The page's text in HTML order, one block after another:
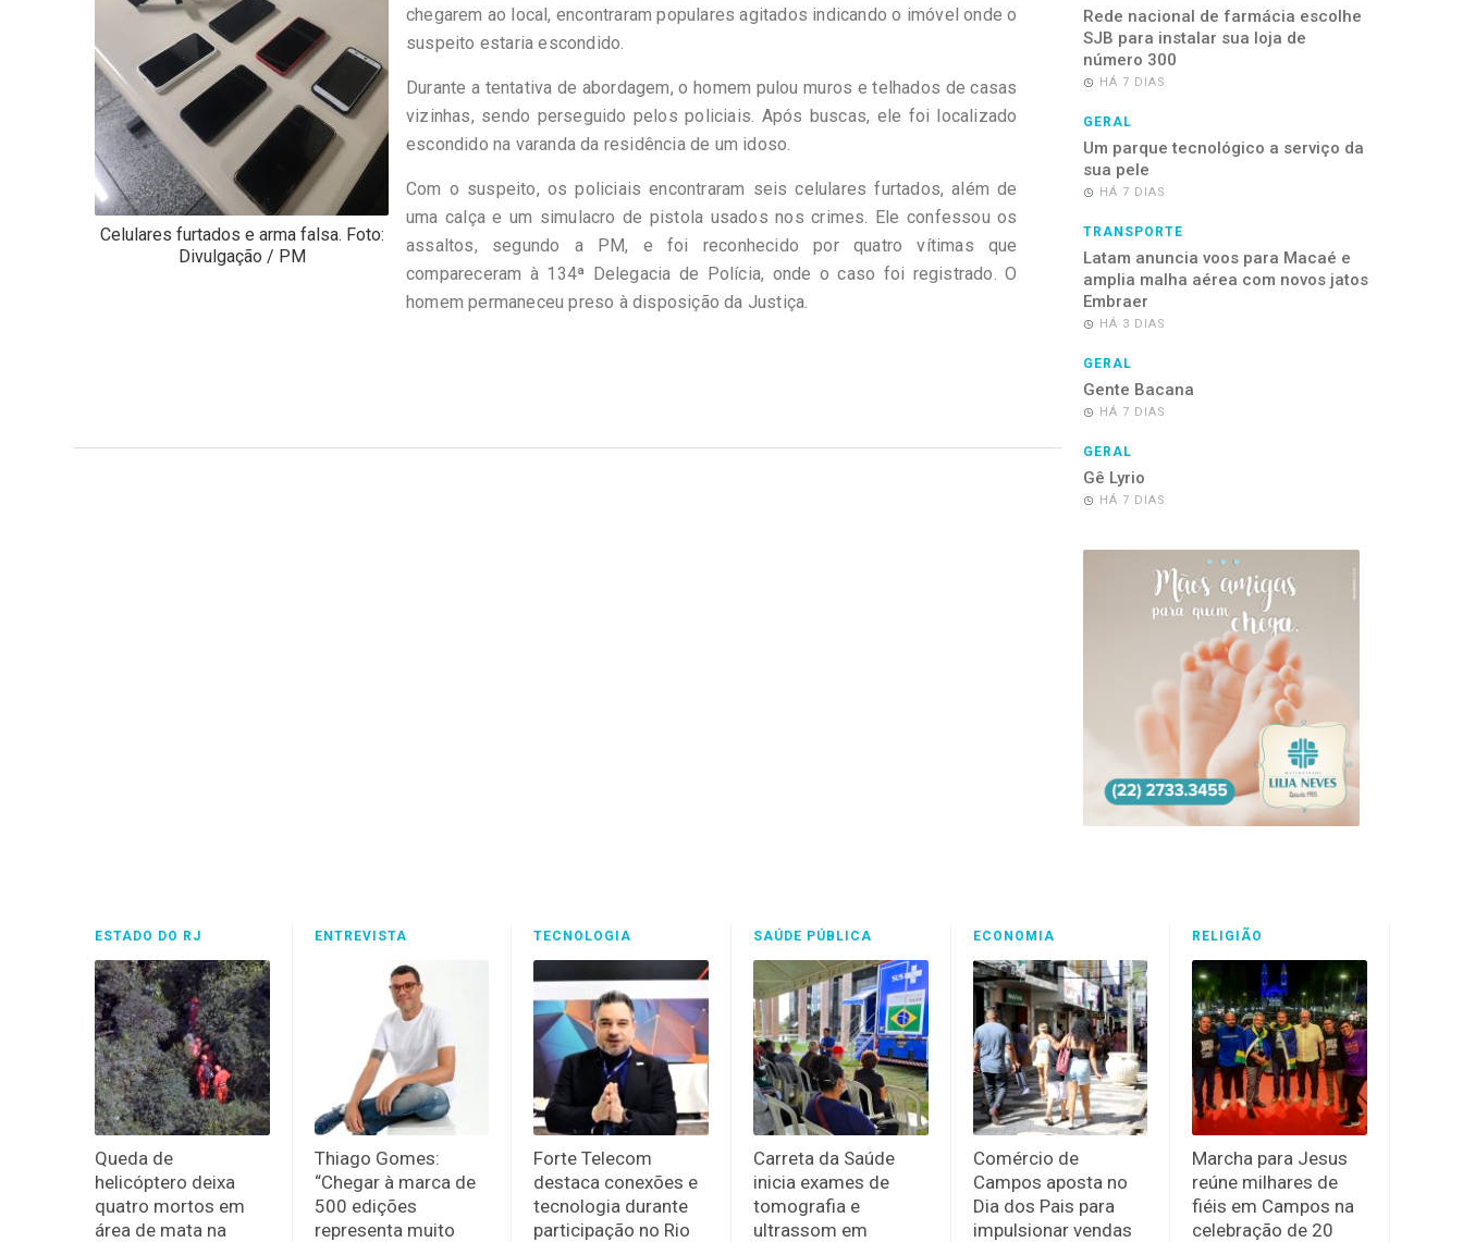
Celulares furtados e arma falsa. Foto:
Divulgação / PM
chegarem ao local, encontraram populares agitados indicando o imóvel onde o
suspeito estaria escondido.
Durante a tentativa de abordagem, o homem pulou muros e telhados de casas
vizinhas, sendo perseguido pelos policiais. Após buscas, ele foi localizado
escondido na varanda da residência de um idoso.
Com o suspeito, os policiais encontraram seis celulares furtados, além de
uma calça e um simulacro de pistola usados nos crimes. Ele confessou os
assaltos, segundo a PM, e foi reconhecido por quatro vítimas que
compareceram à 134ª Delegacia de Polícia, onde o caso foi registrado. O
homem permaneceu preso à disposição da Justiça.
Rede nacional de farmácia escolhe
SJB para instalar sua loja de
número 300
HÁ 7 DIAS
GERAL
Um parque tecnológico a serviço da
sua pele
HÁ 7 DIAS
TRANSPORTE
Latam anuncia voos para Macaé e
amplia malha aérea com novos jatos
Embraer
HÁ 3 DIAS
GERAL
Gente Bacana
HÁ 7 DIAS
GERAL
Gê Lyrio
HÁ 7 DIAS
ESTADO DO RJ
Queda de
helicóptero deixa
quatro mortos em
área de mata na
ENTREVISTA
Thiago Gomes:
“Chegar à marca de
500 edições
representa muito
TECNOLOGIA
Forte Telecom
destaca conexões e
tecnologia durante
participação no Rio
SAÚDE PÚBLICA
Carreta da Saúde
inicia exames de
tomografia e
ultrassom em
ECONOMIA
Comércio de
Campos aposta no
Dia dos Pais para
impulsionar vendas
RELIGIÃO
Marcha para Jesus
reúne milhares de
fiéis em Campos na
celebração de 20